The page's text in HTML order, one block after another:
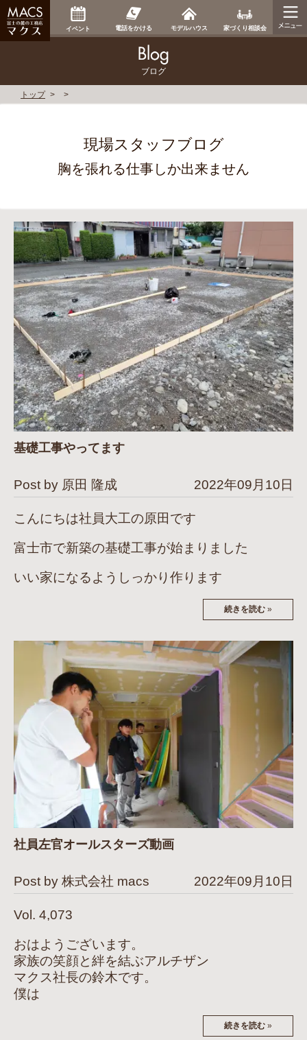
イベント 電話をかける モデルハウス 家づくり相談会
ブログ
トップ
現場スタッフブログ
胸を張れる仕事しか出来ません
基礎工事やってます
Post by 原田 隆成 2022年09月10日
こんにちは社員大工の原田です
富士市で新築の基礎工事が始まりました
いい家になるようしっかり作ります
続きを読む »
社員左官オールスターズ動画
Post by 株式会社 macs 2022年09月10日
Vol. 4,073
おはようございます。
家族の笑顔と絆を結ぶアルチザン
マクス社長の鈴木です。
僕は
続きを読む »